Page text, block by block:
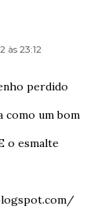
às 23:12
perdido
como um bom
o esmalte